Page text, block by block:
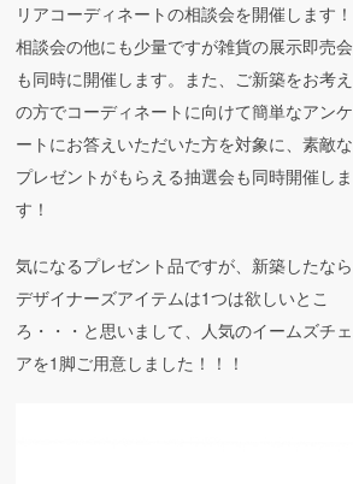
リアコーディネートの相談会を開催します！
相談会の他にも少量ですが雑貨の展示即売会
も同時に開催します。また、ご新築をお考え
の方でコーディネートに向けて簡単なアンケ
ートにお答えいただいた方を対象に、素敵な
プレゼントがもらえる抽選会も同時開催しま
す！
気になるプレゼント品ですが、新築したなら
デザイナーズアイテムは1つは欲しいとこ
ろ・・・と思いまして、人気のイームズチェ
アを1脚ご用意しました！！！